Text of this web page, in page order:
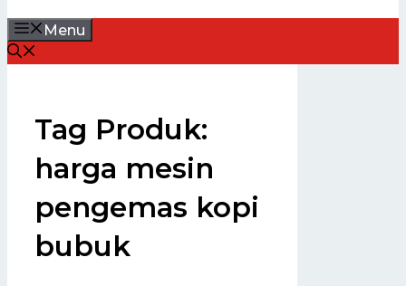
Menu
Tag Produk:
harga mesin
pengemas kopi
bubuk